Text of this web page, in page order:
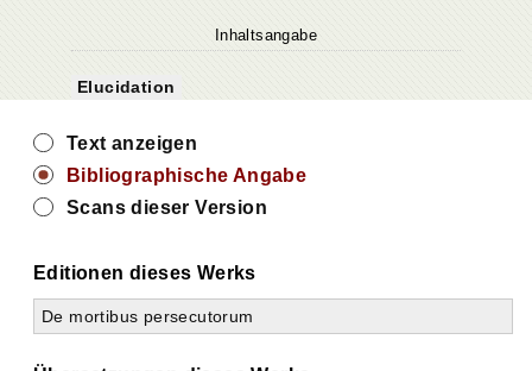
Inhaltsangabe
Elucidation
Text anzeigen
Bibliographische Angabe
Scans dieser Version
Editionen dieses Werks
De mortibus persecutorum